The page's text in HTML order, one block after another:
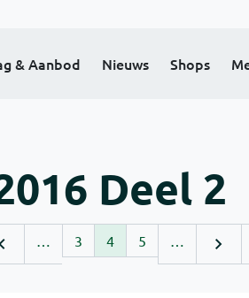
& Aanbod Nieuws Shops
Deel 2
… 3 4 5 …